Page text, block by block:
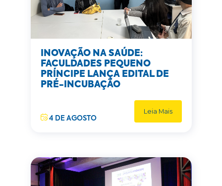
INOVAÇÃO NA SAÚDE:
FACULDADES PEQUENO
PRÍNCIPE LANÇA EDITAL DE
PRÉ-INCUBAÇÃO
4 DE AGOSTO
Leia Mais